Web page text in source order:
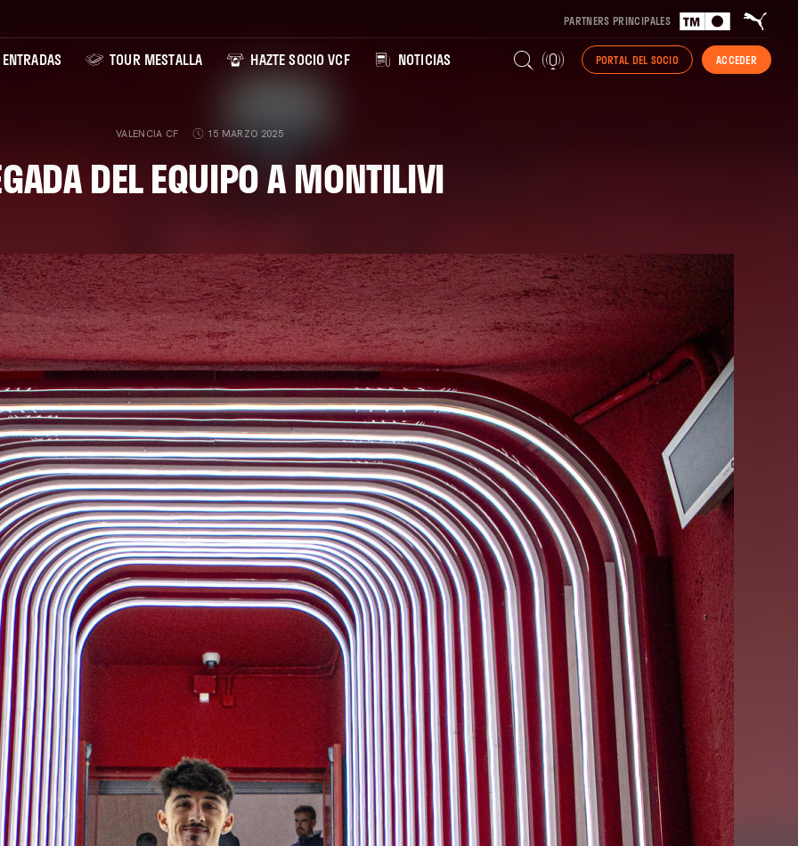
PARTNERS PRINCIPALES
ENTRADAS TOUR MESTALLA HAZTE SOCIO VCF NOTICIAS PORTAL DEL SOCIO ACCEDER
VALENCIA CF 15 MARZO 2025
DEL EQUIPO A MONTILIVI